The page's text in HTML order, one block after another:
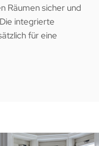
Räumen sicher und
integrierte
für eine